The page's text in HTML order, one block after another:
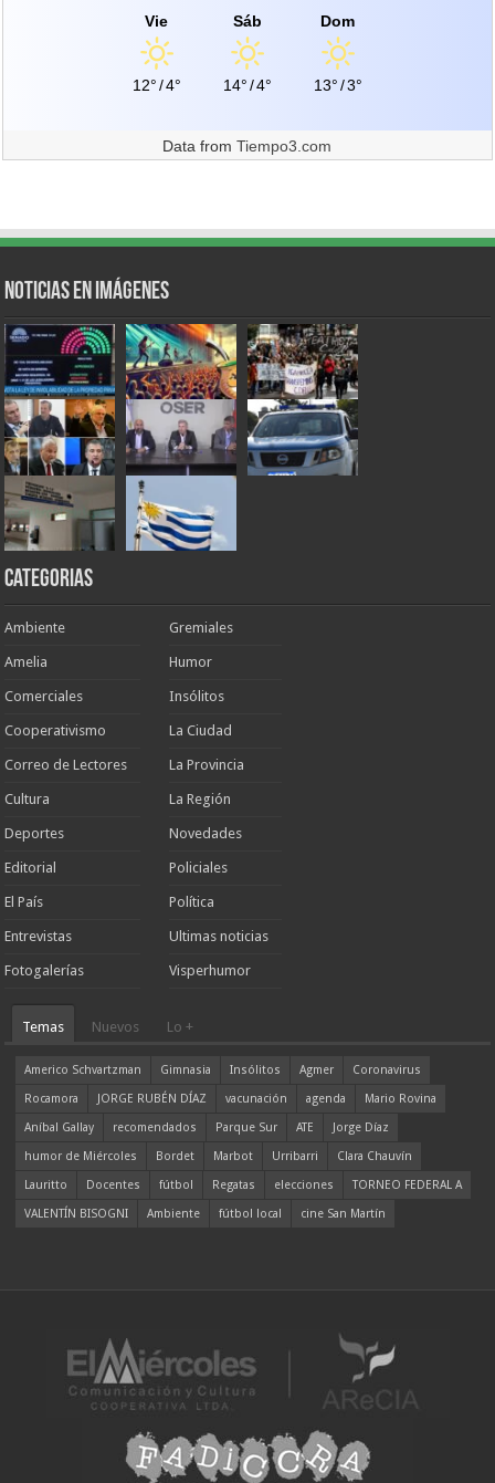
Vie
12°/4°
Sáb
14°/4°
Dom
13°/3°
Data fromTiempo3.com
Noticias en Imágenes
Categorias
Ambiente
Amelia
Comerciales
Cooperativismo
Correo de Lectores
Cultura
Deportes
Editorial
El País
Entrevistas
Fotogalerías
Gremiales
Humor
Insólitos
La Ciudad
La Provincia
La Región
Novedades
Policiales
Política
Ultimas noticias
Visperhumor
Temas Nuevos Lo +
Americo Schvartzman Gimnasia Insólitos Agmer
Coronavirus
Rocamora
JORGE RUBÉN DÍAZ vacunación agenda
Mario Rovina
Aníbal Gallay
recomendados Parque Sur ATE
Jorge Díaz
humor de Miércoles
Bordet Marbot Urribarri
Clara Chauvín
Lauritto
Docentes fútbol Regatas elecciones
TORNEO FEDERAL A
VALENTÍN BISOGNI
Ambiente fútbol local cine San Martín